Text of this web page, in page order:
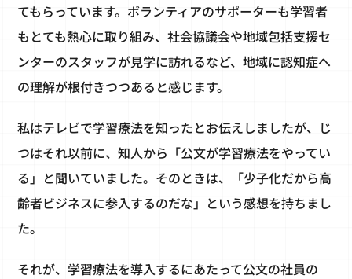
てもらっています。ボランティアのサポーターも学習者
もとても熱心に取り組み、社会協議会や地域包括支援セ
ンターのスタッフが見学に訪れるなど、地域に認知症へ
の理解が根付きつつあると感じます。
私はテレビで学習療法を知ったとお伝えしましたが、じ
つはそれ以前に、知人から「公文が学習療法をやってい
る」と聞いていました。そのときは、「少子化だから高
齢者ビジネスに参入するのだな」という感想を持ちまし
た。
それが、学習療法を導入するにあたって公文の社員の